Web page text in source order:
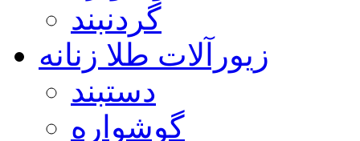
گردنبند
زیورآلات طلا زنانه
دستبند
گوشواره